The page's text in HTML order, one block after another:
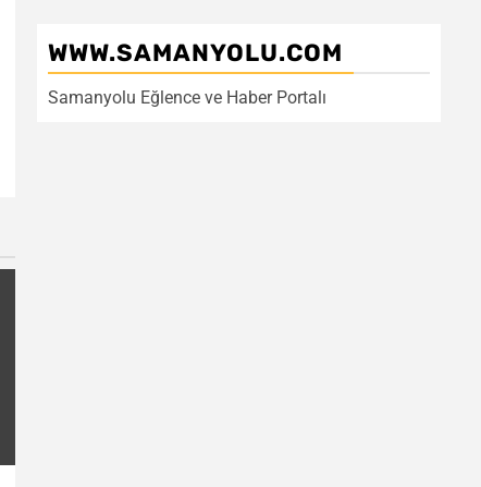
WWW.SAMANYOLU.COM
Samanyolu Eğlence ve Haber Portalı